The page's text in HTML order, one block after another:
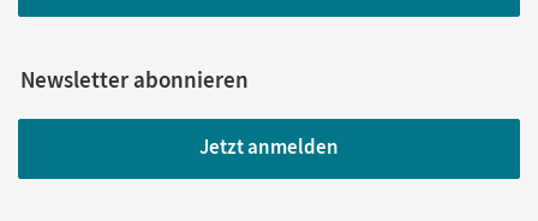
Newsletter abonnieren
Jetzt anmelden